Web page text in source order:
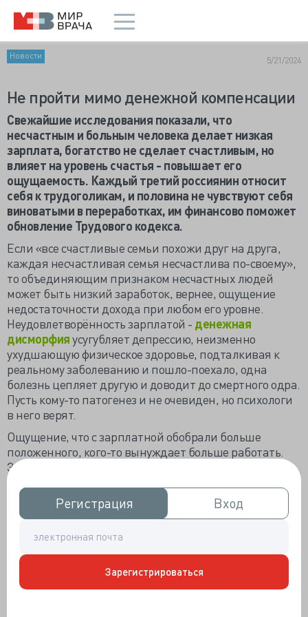
Регистрация
Регистрация Вход
Вход
Зарегистрироваться
Новости 5/21/2024
Не пройти мимо денежной компенсации
Свежайшие исследования показали, что
несчастным и больным человека делает низкая
зарплата, богатство не сделает счастливым, но
влияет на уровень счастья - повышает его
ощущаемость. Каждый третий россиянин относит
себя к трудоголикам, и половина не чувствуют себя
виноватыми в переработках, им финансово поможет
обновление Трудового кодекса.
Если «все счастливые семьи похожи друг на друга,
каждая несчастливая семья несчастлива по-своему»,
то объединяющим признаком несчастных людей
может быть низкий заработок, вернее, ощущение
недостаточности дохода при любом его уровне.
Неудовлетворённость зарплатой - денежная
дисморфияусугубляет депрессию, неизменно
ухудшающую физическое здоровье, подталкивая к
реальному заболеванию и пошло-поехало, одна
болезнь цепляет другую и доводит до смертного одра.
Пусть кому-то патогенез и не очевиден, но психологи
в него верят.
Ощущение, что с зарплатной обобрали больше
положенного, кого-то вынуждает больше работать.
Забавно, что
«от природы» обществом
не считаются счастливыми людьми, хотя
трудоголикам кажется, что работа и есть настоящее
счастье. Каждый третий россиянин относит себя к
времени. Трудоголизм мешает жизни только каждому
десятому, но 53% погруженных в работу вполне
удовлетворены своей жизнью. Среди
удовлетворённых трудоголизмом врачей почти не